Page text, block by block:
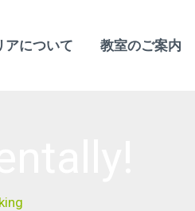
アについて 教室のご案内